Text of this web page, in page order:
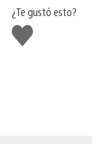
¿Te gustó esto?
Me
gusta